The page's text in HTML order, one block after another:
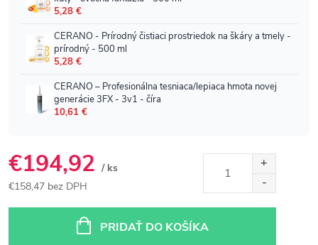
€194,92 / ks
€158,47 bez DPH
PRIDAŤ DO KOŠÍKA